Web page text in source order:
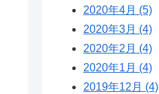
2020年4月 (5)
2020年3月 (4)
2020年2月 (4)
2020年1月 (4)
2019年12月 (4)